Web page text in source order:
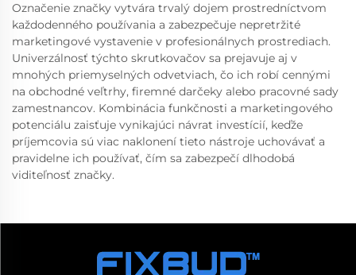
Označenie značky vytvára trvalý dojem prostredníctvom
každodenného používania a zabezpečuje nepretržité
marketingové vystavenie v profesionálnych prostrediach.
Univerzálnosť týchto skrutkovačov sa prejavuje aj v
mnohých priemyselných odvetviach, čo ich robí cennými
na obchodné veľtrhy, firemné darčeky alebo pracovné sady
zamestnancov. Kombinácia funkčnosti a marketingového
potenciálu zaisťuje vynikajúci návrat investícií, keďže
príjemcovia sú viac naklonení tieto nástroje uchovávať a
pravidelne ich používať, čím sa zabezpečí dlhodobá
viditeľnosť značky.